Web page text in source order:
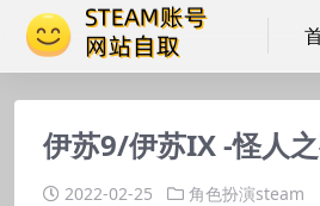
伊苏9/伊苏IX -怪人
2022-02-25 角色扮演steam